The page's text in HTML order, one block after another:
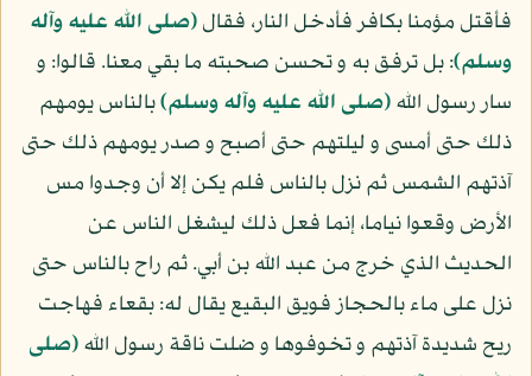
فأقتل مؤمنا بكافر فأدخل النار، فقال(صلى الله عليه وآله
وسلم): بل ترفق به و تحسن صحبته ما بقي معنا. قالوا: و
سار رسول الله(صلى الله عليه وآله وسلم)بالناس يومهم
ذلك حتى أمسى و ليلتهم حتى أصبح و صدر يومهم ذلك حتى
آذتهم الشمس ثم نزل بالناس فلم يكن إلا أن وجدوا مس
الأرض وقعوا نياما، إنما فعل ذلك ليشغل الناس عن
الحديث الذي خرج من عبد الله بن أبي. ثم راح بالناس حتى
نزل على ماء بالحجاز فويق البقيع يقال له: بقعاء فهاجت
ريح شديدة آذتهم و تخوفوها و ضلت ناقة رسول الله(صلى